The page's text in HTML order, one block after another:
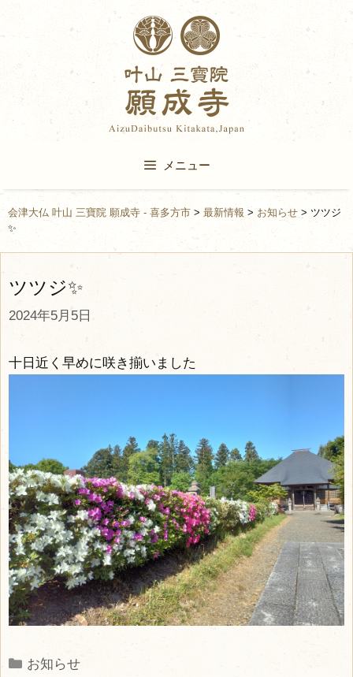
to
content
メニュー
会津大仏 叶山 三寶院 願成寺 - 喜多方市 > 最新情報 > お知らせ > ツツジ
✨
ツツジ✨
2024年5月5日
十日近く早めに咲き揃いました
Categories
お知らせ